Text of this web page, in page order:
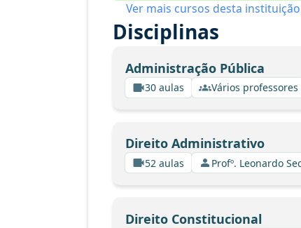
Ver mais cursos desta instituição
Disciplinas
Administração Pública
30 aulas Vários professores
Direito Administrativo
52 aulas Profº. Leonardo
Direito Constitucional